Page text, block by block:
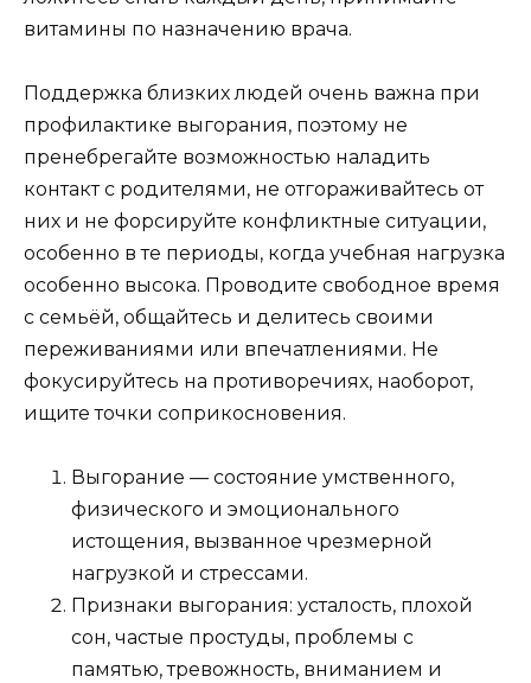
витамины по назначению врача.
Поддержка близких людей очень важна при
профилактике выгорания, поэтому не
пренебрегайте возможностью наладить
контакт с родителями, не отгораживайтесь от
них и не форсируйте конфликтные ситуации,
особенно в те периоды, когда учебная нагрузка
особенно высока. Проводите свободное время
с семьёй, общайтесь и делитесь своими
переживаниями или впечатлениями. Не
фокусируйтесь на противоречиях, наоборот,
ищите точки соприкосновения.
Выгорание — состояние умственного,
физического и эмоционального
истощения, вызванное чрезмерной
нагрузкой и стрессами.
Признаки выгорания: усталость, плохой
сон, частые простуды, проблемы с
памятью, тревожность, вниманием и